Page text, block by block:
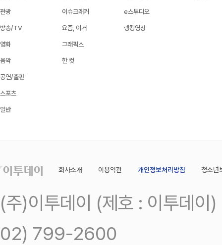
관광
방송/TV
영화
음악
공연/출판
스포츠
일반
이슈크래커
요즘, 이거
그래픽스
한 컷
e스튜디오
랭킹영상
회사소개 이용약관 개인정보처리방침 청소년
(주)이투데이 (제호 : 이투데
02) 799-2600